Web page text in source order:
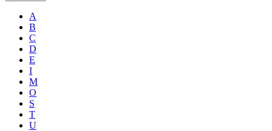
A
B
C
D
E
I
M
O
S
T
U